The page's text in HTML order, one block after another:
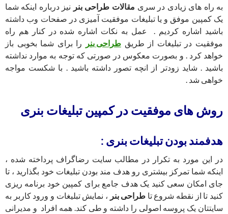
به راه های زیادی در سری مقالات طراحی بنر نیز درباره اینکه شما
یک کمپین موفق و یا تبلیغات موفقیت آمیزی در صفحات وب داشته
باشید اشاره کردیم . عمل به نکات اشاره شده در کنار هم راه
موفقیت در تبلیغات از طریق طراحی بنر
را برای شما بخوبی باز
خواهد کرد . و بصورت معکوس در صورتی که توجه به موارد نداشته
باشید . شاید زودتر از انچه تصور داشته باشید . با شکست مواجه
خواهی شد .
روش های موفقیت در کمپین تبلیغات بنری
هدفمند بودنتبلیغات بنری :
در این مورد به تکرار در مطالب سایت رضاگراف پرداخته شده ،
اینکه شما تمرکز بیشتری رو هدف مند بودن تبلیغات خود بگذارید ، تا
جای امکان سعی کنید یک هدف جامع برای کمپین خود برنامه ریزی
کنید تا از نقطه شروع تا طراحی بنر ، نمایش تبلیغات و ورود کاربر به
سایتتان یک پروسه اصولی را داشته و طی کند. همه افراد و مدیرانی